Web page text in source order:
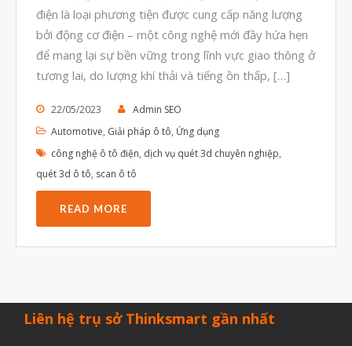
Tháng Sáu 2021
Tháng Năm 2021
Tháng Tư 2021
Tháng Một 2021
Tháng Mười Hai 2020
Tháng Sáu 2020
điện là loại phương tiện được cung cấp năng lượng
bởi động cơ điện – một công nghệ mới đầy hứa hẹn
để mang lại sự bền vững trong lĩnh vực giao thông ở
tương lai, do lượng khí thải và tiếng ồn thấp, […]
22/05/2023
Admin SEO
Automotive, Giải pháp ô tô, Ứng dụng
công nghệ ô tô điện, dịch vụ quét 3d chuyên nghiệp,
quét 3d ô tô, scan ô tô
READ MORE
Liên hệ trụ sở Thinksmart gần nhất